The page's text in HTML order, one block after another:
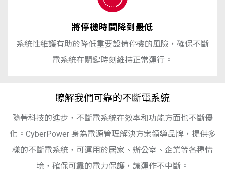
將停機時間降到最低
系統性維​​護有助於降低重要設備停機的風險，確保不斷
電系統在關鍵時刻維持正常運行。
瞭解我們可靠的不斷電系統
隨著科技的進步，不斷電系統在效率和功能方面也不斷優
化。Cyber​​Power 身為電源管理解決方案領導品牌，提供多
樣的不斷電系統，可運用於居家、辦公室、企業等各種情
境，確保可靠的電力保護，讓運作不中斷。